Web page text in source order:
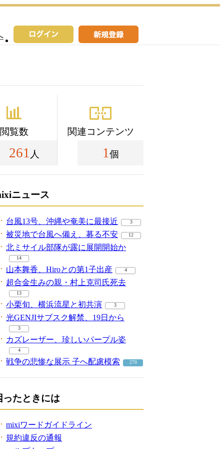
閲覧数
261 人
関連コンテンツ
1 個
ニュース
台風13号、沖縄や奄美に最接近 3
被災地で台風へ備え、募る不安 12
北ミサイル部隊が露に展開開始か
14
山本舞香、Hiroとの第1子出産 4
超合金生みの親・村上克司氏死去
13
小栗旬、横浜流星と初共演 3
光GENJIサブスク解禁、19日から
3
カズレーザー、珍しいパープル姿
4
戦争の悲惨な展示 子へ配慮模索 270
ったときには
mixiワードガイドライン
規約違反の通報